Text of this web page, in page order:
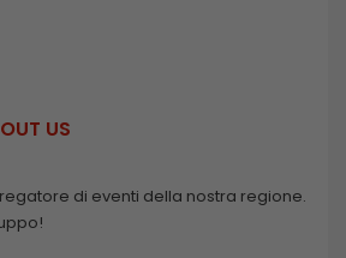
US
di eventi della nostra regione.